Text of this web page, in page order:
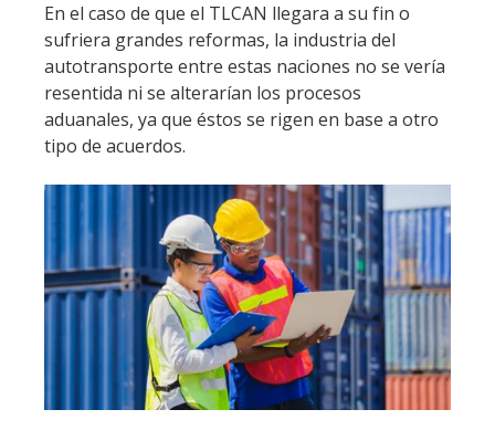
En el caso de que el TLCAN llegara a su fin o
sufriera grandes reformas, la industria del
autotransporte entre estas naciones no se vería
resentida ni se alterarían los procesos
aduanales, ya que éstos se rigen en base a otro
tipo de acuerdos.